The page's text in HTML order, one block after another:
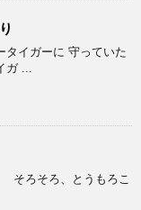
タイガーに 守っていた
...
そろそろ、とうもろこ